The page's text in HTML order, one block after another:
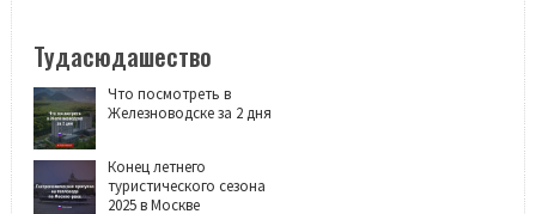
Тудасюдашество
Что посмотреть в
Железноводске за 2 дня
Конец летнего
туристического сезона
2025 в Москве